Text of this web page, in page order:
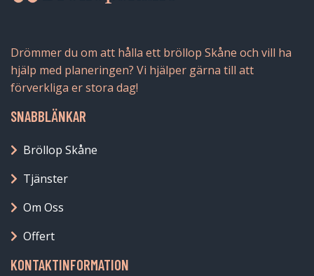
Drömmer du om att hålla ett bröllop Skåne och vill ha
hjälp med planeringen? Vi hjälper gärna till att
förverkliga er stora dag!
SNABBLÄNKAR
Bröllop Skåne
Tjänster
Om Oss
Offert
KONTAKTINFORMATION